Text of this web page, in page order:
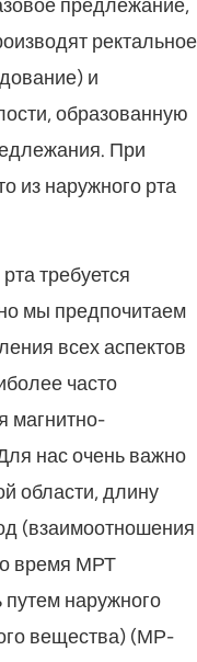
предлежание,
ректальное
и
образованную
При
из наружного рта
требуется
мы предпочитаем
всех аспектов
часто
магнитно-
нас очень важно
области, длину
(взаимоотношения
время МРТ
наружного
вещества) (МР-